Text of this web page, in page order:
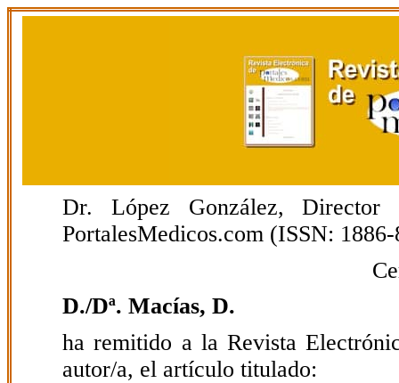
Dr. López González,
PortalesMedicos.com (ISSN:
D./Dª. Macías, D.
ha remitido a la Revista
autor/a, el artículo titulado: